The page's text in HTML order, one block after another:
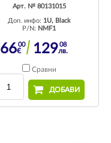
Арт. № 80131015
Доп. инфо: 1U, Black
P/N: NMF1
6600
€ 12908
лв.
Сравни
ДОБАВИ